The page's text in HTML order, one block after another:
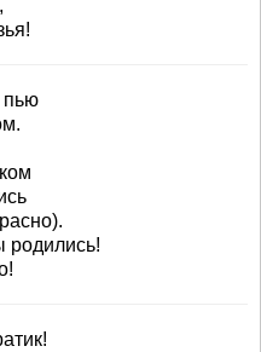
пью
родились!